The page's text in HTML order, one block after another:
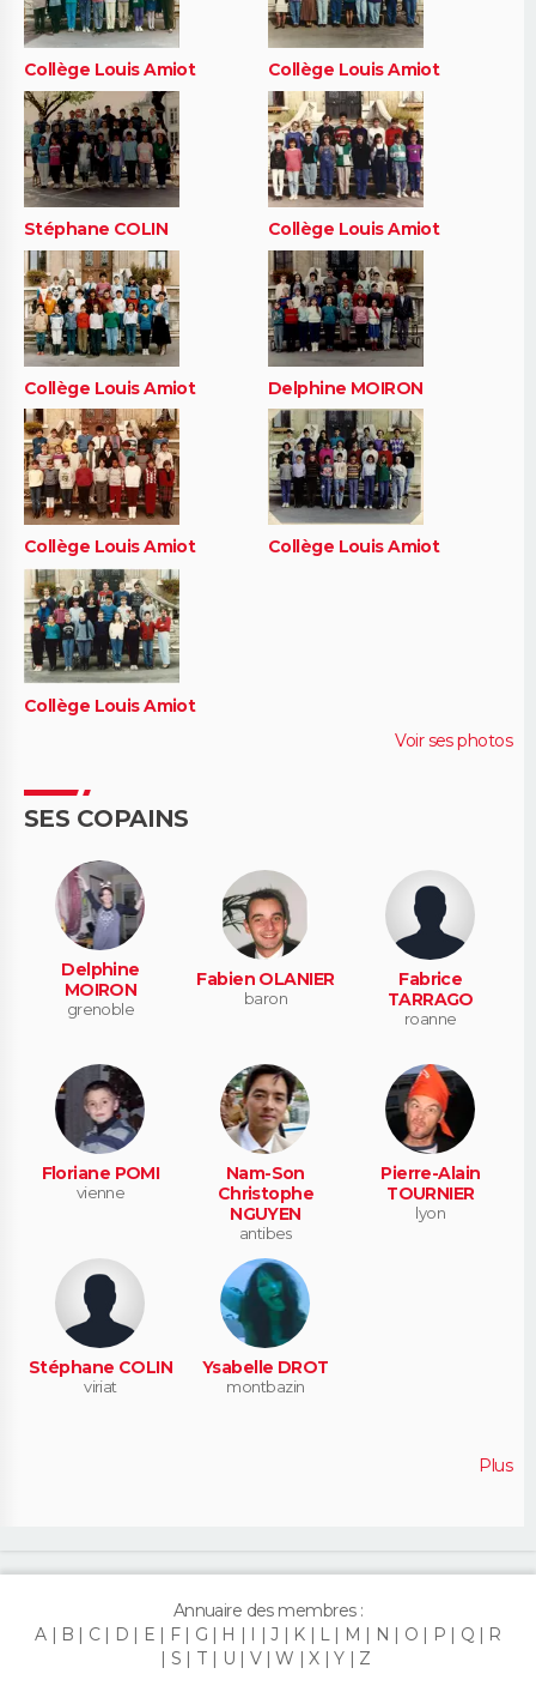
Collège Louis Amiot Collège Louis Amiot
Stéphane COLIN Collège Louis Amiot
Collège Louis Amiot Delphine MOIRON
Collège Louis Amiot Collège Louis Amiot
Collège Louis Amiot
Voir ses photos
SES COPAINS
Delphine
MOIRON
grenoble
Fabien OLANIER
baron
Fabrice
TARRAGO
roanne
Floriane POMI
vienne
Nam-Son
Christophe
NGUYEN
antibes
Pierre-Alain
TOURNIER
lyon
Stéphane COLIN
viriat
Ysabelle DROT
montbazin
Plus
Annuaire des membres :
A
B C D E F G H I J K L M N O P Q
R
S
T U V W X Y Z